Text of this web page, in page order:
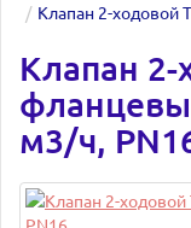
Клапан 2-ходовой
Клапан 2-
м3/ч,